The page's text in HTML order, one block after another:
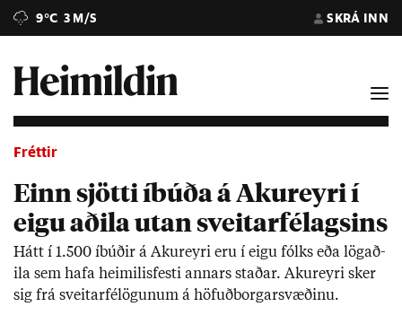
9°C 3 M/S SKRÁ INN
Fréttir
Einn sjötti íbúða á Akureyri í
eigu aðila utan sveitarfélagsins
Hátt í 1.500 íbúð­ir á Ak­ur­eyri eru í eigu fólks eða lög­að­
ila sem hafa heim­il­is­festi ann­ars stað­ar. Ak­ur­eyri sker
sig frá sveit­ar­fé­lög­un­um á höf­uð­borg­ar­svæð­inu.